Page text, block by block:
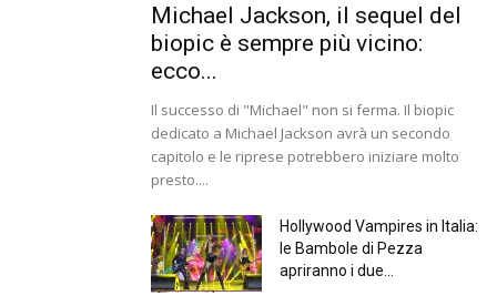
Michael Jackson, il sequel del
biopic è sempre più vicino:
ecco...
Il successo di "Michael" non si ferma. Il biopic
dedicato a Michael Jackson avrà un secondo
capitolo e le riprese potrebbero iniziare molto
presto....
Hollywood Vampires in Italia:
le Bambole di Pezza
apriranno i due...